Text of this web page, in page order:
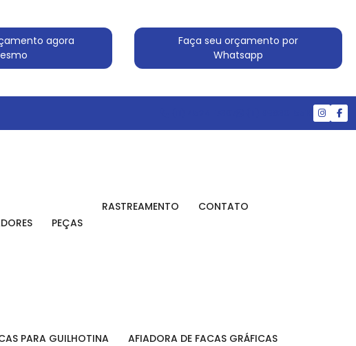
agora
Faça seu orçamento por
Whatsapp
PEÇAS
RASTREAMENTO CONTATO
PARA GUILHOTINA AFIADORA DE FACAS GRÁFICAS